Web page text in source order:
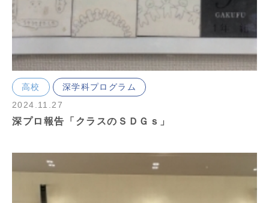
高校
深学科プログラム
2024.11.27
深プロ報告「クラスのＳＤＧｓ」